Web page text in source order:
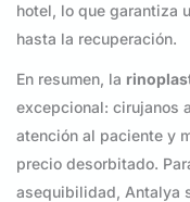
hotel, lo que garantiza
hasta la recuperación.
En resumen, la
excepcional: cirujanos
atención al paciente y
precio desorbitado.
asequibilidad, Antalya